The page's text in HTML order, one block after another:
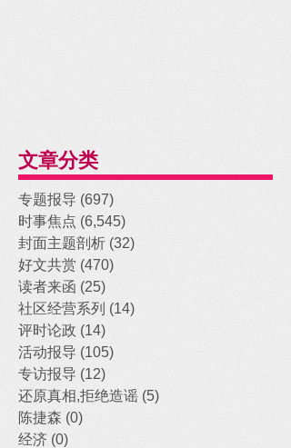
文章分类
专题报导 (697)
时事焦点 (6,545)
封面主题剖析 (32)
好文共赏 (470)
读者来函 (25)
社区经营系列 (14)
评时论政 (14)
活动报导 (105)
专访报导 (12)
还原真相,拒绝造谣 (5)
陈捷森 (0)
经济 (0)